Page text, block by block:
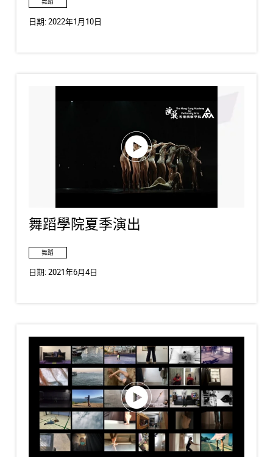
舞蹈
日期:2022年1月10日
舞蹈學院夏季演出
舞蹈
日期:2021年6月4日